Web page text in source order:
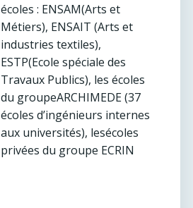
écoles : ENSAM(Arts et
Métiers), ENSAIT (Arts et
industries textiles),
ESTP(Ecole spéciale des
Travaux Publics), les écoles
du groupeARCHIMEDE (37
écoles d’ingénieurs internes
aux universités), lesécoles
privées du groupe ECRIN